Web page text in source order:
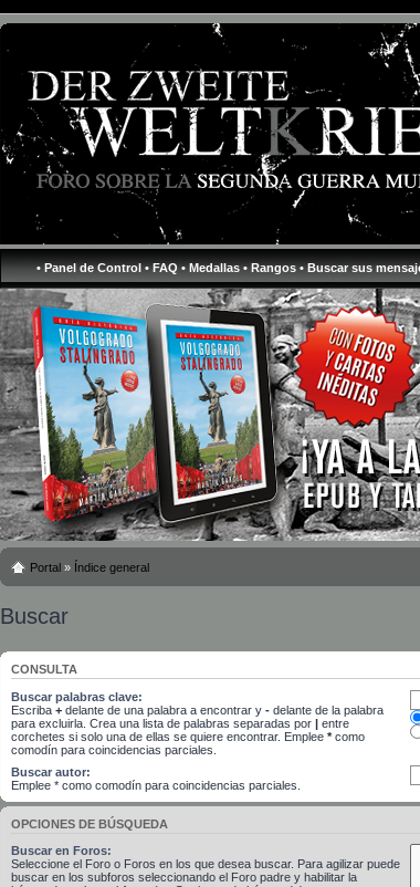
• Panel de Control • FAQ • Medallas • Rangos • Buscar sus
Portal » Índice general
Buscar
CONSULTA
Buscar palabras clave:
Escriba + delante de una palabra a encontrar y - delante de la palabra
para excluirla. Crea una lista de palabras separadas por | entre
corchetes si solo una de ellas se quiere encontrar. Emplee *como
comodín para coincidencias parciales.
Buscar autor:
Emplee * como comodín para coincidencias parciales.
OPCIONES DE BÚSQUEDA
Buscar en Foros:
Seleccione el Foro o Foros en los que desea buscar. Para agilizar puede
buscar en los subforos seleccionando el Foro padre y habilitar la